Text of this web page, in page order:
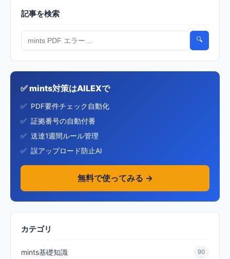
記事を検索
🔍
✅ mints対策はAILEXで
PDF要件チェック自動化
証拠番号の自動付番
送達1週間ルール管理
誤アップロード防止AI
無料で使ってみる →
カテゴリ
mints基礎知識 90